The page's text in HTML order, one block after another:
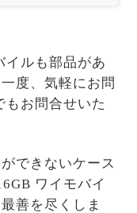
イルも部品があ
度、気軽にお問
お問合せいた
できないケース
ワイモバイ
善を尽くしま